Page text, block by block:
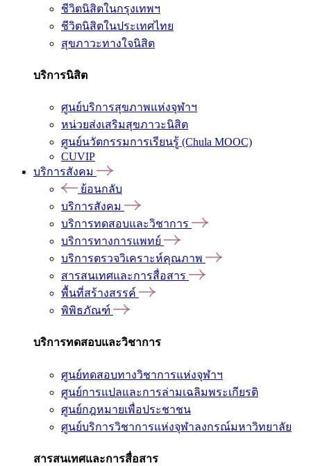
ชีวิตนิสิตในกรุงเทพฯ
ชีวิตนิสิตในประเทศไทย
สุขภาวะทางใจนิสิต
บริการนิสิต
ศูนย์บริการสุขภาพแห่งจุฬาฯ
หน่วยส่งเสริมสุขภาวะนิสิต
ศูนย์นวัตกรรมการเรียนรู้ (Chula MOOC)
CUVIP
บริการสังคม
ย้อนกลับ
บริการสังคม
บริการทดสอบและวิชาการ
บริการทางการแพทย์
บริการตรวจวิเคราะห์คุณภาพ
สารสนเทศและการสื่อสาร
พื้นที่สร้างสรรค์
พิพิธภัณฑ์
บริการทดสอบและวิชาการ
ศูนย์ทดสอบทางวิชาการแห่งจุฬาฯ
ศูนย์การแปลและการล่ามเฉลิมพระเกียรติ
ศูนย์กฎหมายเพื่อประชาชน
ศูนย์บริการวิชาการแห่งจุฬาลงกรณ์มหาวิทยาลัย
สารสนเทศและการสื่อสาร